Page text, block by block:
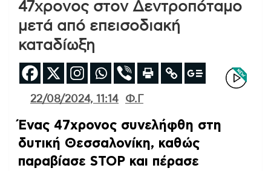
47χρονος στον Δεντροπόταμο
μετά από επεισοδιακή
καταδίωξη
22/08/2024, 11:14 Φ.Γ
Ένας 47χρονος συνελήφθη στη
δυτική Θεσσαλονίκη, καθώς
παραβίασε STOP και πέρασε